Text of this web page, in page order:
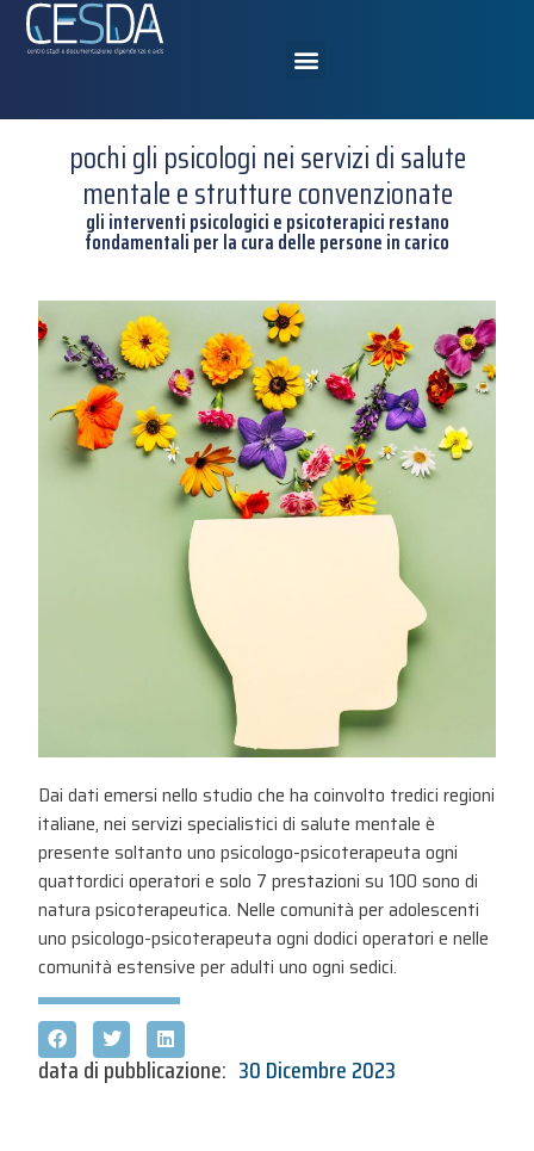
pochi gli psicologi nei servizi di salute
mentale e strutture convenzionate
gli interventi psicologici e psicoterapici restano
fondamentali per la cura delle persone in carico
Dai dati emersi nello studio che ha coinvolto tredici regioni
italiane, nei servizi specialistici di salute mentale è
presente soltanto uno psicologo-psicoterapeuta ogni
quattordici operatori e solo 7 prestazioni su 100 sono di
natura psicoterapeutica. Nelle comunità per adolescenti
uno psicologo-psicoterapeuta ogni dodici operatori e nelle
comunità estensive per adulti uno ogni sedici.
data di pubblicazione: 30 Dicembre 2023